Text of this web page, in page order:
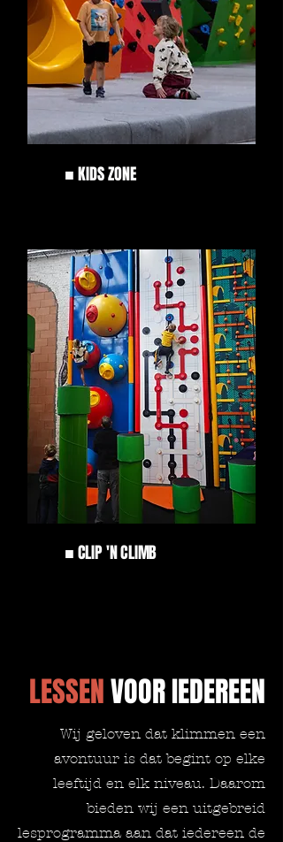
■KIDS ZONE
■ CLIP 'N CLIMB
LESSENVOOR IEDEREEN
Wij geloven dat klimmen een
avontuur is dat begint op elke
leeftijd en elk niveau. Daarom
bieden wij een uitgebreid
lesprogramma aan dat iedereen de